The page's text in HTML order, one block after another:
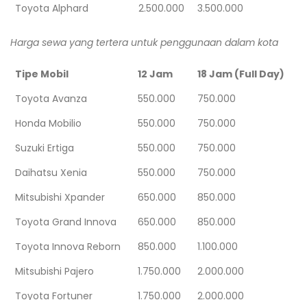
Toyota Alphard
2.500.000 3.500.000
Harga sewa yang tertera untuk penggunaan dalam kota
Tipe Mobil 12 Jam
18 Jam (Full Day)
Toyota Avanza
550.000
750.000
Honda Mobilio
550.000
750.000
Suzuki Ertiga
550.000
750.000
Daihatsu Xenia
550.000
750.000
Mitsubishi Xpander
650.000
850.000
Toyota Grand Innova
650.000
850.000
Toyota Innova Reborn
850.000
1.100.000
Mitsubishi Pajero
1.750.000
2.000.000
Toyota Fortuner
1.750.000
2.000.000